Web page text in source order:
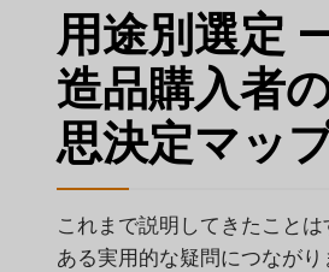
用途別選定
造品購入者
思決定マッ
これまで説明してきたことは
ある実用的な疑問につながり